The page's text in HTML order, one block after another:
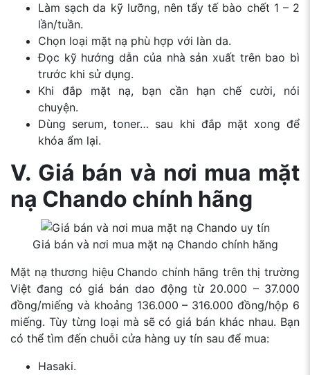
Làm sạch da kỹ lưỡng, nên tẩy tế bào chết 1 – 2
lần/tuần.
Chọn loại mặt nạ phù hợp với làn da.
Đọc kỹ hướng dẫn của nhà sản xuất trên bao bì
trước khi sử dụng.
Khi đắp mặt nạ, bạn cần hạn chế cười, nói
chuyện.
Dùng serum, toner… sau khi đắp mặt xong để
khóa ẩm lại.
V. Giá bán và nơi mua mặt
nạ Chando chính hãng
Giá bán và nơi mua mặt nạ Chando chính hãng
Mặt nạ thương hiệu Chando chính hãng trên thị trường
Việt đang có giá bán dao động từ 20.000 – 37.000
đồng/miếng và khoảng 136.000 – 316.000 đồng/hộp 6
miếng. Tùy từng loại mà sẽ có giá bán khác nhau. Bạn
có thể tìm đến chuỗi cửa hàng uy tín sau để mua:
Hasaki.